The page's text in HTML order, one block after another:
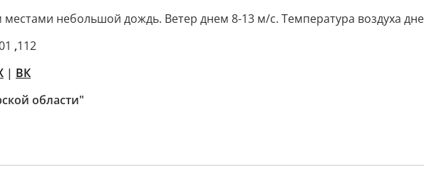
небольшой дождь. Ветер днем 8-13 м/с. Температура воздуха
,112
| ВК
области"